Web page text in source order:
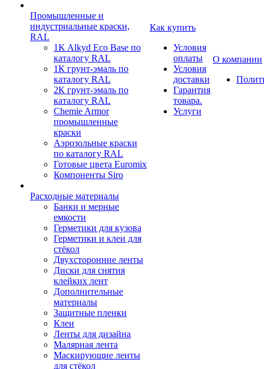
Промышленные и
индустриальные краски,
RAL
1K Alkyd Eco Base по
каталогу RAL
1К грунт-эмаль по
каталогу RAL
2К грунт-эмаль по
каталогу RAL
Chemie Armor
промышленные
краски
Аэрозольные краски
по каталогу RAL
Готовые цвета Euromix
Компоненты Siro
Расходные материалы
Банки и мерные
емкости
Герметики для кузова
Герметики и клеи для
стёкол
Двухсторонние ленты
Диски для снятия
клейких лент
Дополнительные
материалы
Защитные пленки
Клеи
Ленты для дизайна
Малярная лента
Маскирующие ленты
для стёкол
Как купить
Условия
оплаты
Условия
доставки
Гарантия
товара.
Услуги
О компании